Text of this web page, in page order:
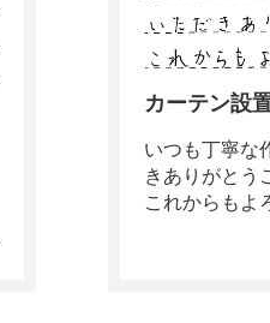
カーテン設
いつも丁寧な
きありがとう
これからもよ